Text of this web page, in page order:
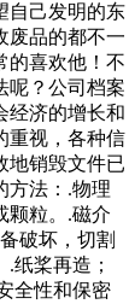
自己发明的东
废品的都不一
的喜欢他！不
呢？公司档案
经济的增长和
重视，各种信
地销毁文件已
方法：.物理
颗粒。.磁介
破坏，切割
纸桨再造；
全性和保密